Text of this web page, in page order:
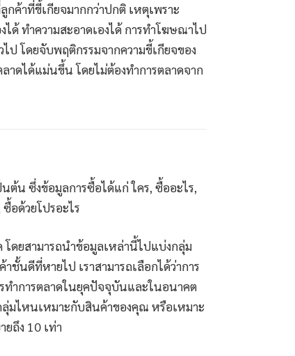
ค้าที่ขี้เกียจมากกว่าปกติ เหตุเพราะ
ด้ ทำความสะอาดเองได้ การทำโฆษณาไป
โดยจับพฤติกรรมจากความขี้เกียจของ
าดได้แม่นขึ้น โดยไม่ต้องทำการตลาดจาก
ต้น ซึ่งข้อมูลการซื้อได้แก่ ใคร, ซื้ออะไร,
อด้วยโปรอะไร
ดยสามารถนำข้อมูลเหล่านี้ไปแบ่งกลุ่ม
นดีที่หายไป เราสามารถเลือกได้ว่าการ
ทำการตลาดในยุคปัจจุบันและในอนาคต
มไหนเหมาะกับสินค้าของคุณ หรือเหมาะ
ถึง 10 เท่า